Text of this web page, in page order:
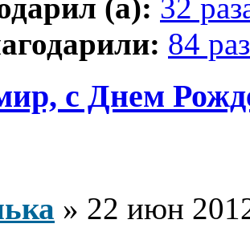
(а): 32
84
с Днем
» 22 июн